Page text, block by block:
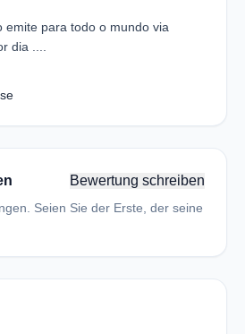
emite para todo o mundo via
dia ....
Bewertung schreiben
Seien Sie der Erste, der seine